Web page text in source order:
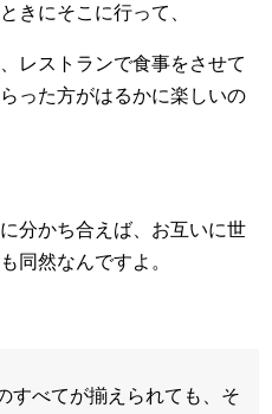
きにそこに行って、
レストランで食事をさせて
った方がはるかに楽しいの
分かち合えば、お互いに世
同然なんですよ。
すべてが揃えられても、そ